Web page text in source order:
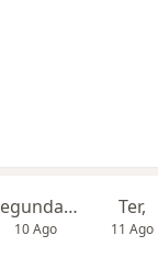
Segunda-feira
10 Ago
Ter,
11 Ago